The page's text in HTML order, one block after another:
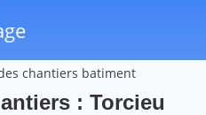
chantiers batiment
: Torcieu